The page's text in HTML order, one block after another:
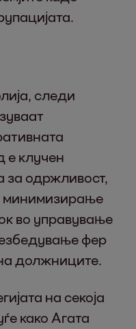
следи
е клучен
за одржливост,
минимизирање
во управување
фер
должниците.
на секоја
како Агата